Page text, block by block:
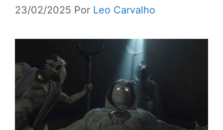
23/02/2025 Por Leo Carvalho